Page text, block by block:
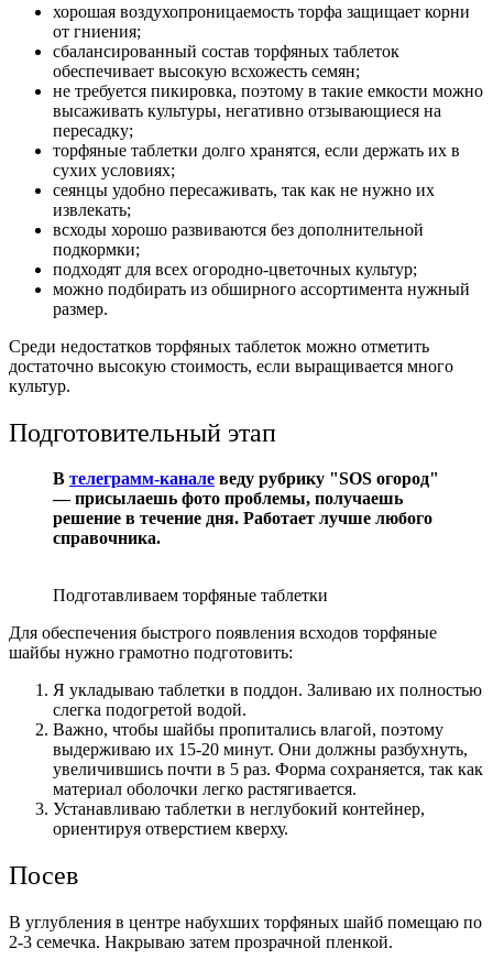
хорошая воздухопроницаемость торфа защищает корни
от гниения;
сбалансированный состав торфяных таблеток
обеспечивает высокую всхожесть семян;
не требуется пикировка, поэтому в такие емкости можно
высаживать культуры, негативно отзывающиеся на
пересадку;
торфяные таблетки долго хранятся, если держать их в
сухих условиях;
сеянцы удобно пересаживать, так как не нужно их
извлекать;
всходы хорошо развиваются без дополнительной
подкормки;
подходят для всех огородно-цветочных культур;
можно подбирать из обширного ассортимента нужный
размер.
Среди недостатков торфяных таблеток можно отметить
достаточно высокую стоимость, если выращивается много
культур.
Подготовительный этап
В телеграмм-канале веду рубрику "SOS огород"
— присылаешь фото проблемы, получаешь
решение в течение дня. Работает лучше любого
справочника.
Подготавливаем торфяные таблетки
Для обеспечения быстрого появления всходов торфяные
шайбы нужно грамотно подготовить:
Я укладываю таблетки в поддон. Заливаю их полностью
слегка подогретой водой.
Важно, чтобы шайбы пропитались влагой, поэтому
выдерживаю их 15-20 минут. Они должны разбухнуть,
увеличившись почти в 5 раз. Форма сохраняется, так как
материал оболочки легко растягивается.
Устанавливаю таблетки в неглубокий контейнер,
ориентируя отверстием кверху.
Посев
В углубления в центре набухших торфяных шайб помещаю по
2-3 семечка. Накрываю затем прозрачной пленкой.